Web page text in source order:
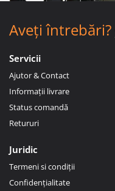
Aveți întrebări?
Servicii
Ajutor & Contact
Informații livrare
Status comandă
Retururi
Juridic
Termeni si condiții
Confidențialitate